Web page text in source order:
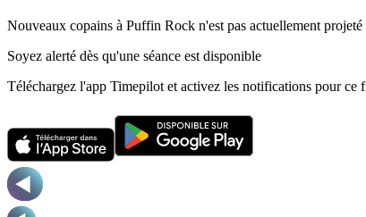
Nouveaux copains à Puffin Rock n'est pas actuellement
Soyez alerté dès qu'une séance est disponible
Téléchargez l'app Timepilot et activez les notifications pour